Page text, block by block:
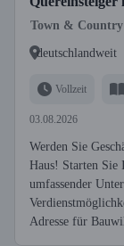
Town & Country
deutschlandweit
Vollzeit
03.08.2026
Werden Sie
Haus! Starten Sie
umfassender
Adresse für